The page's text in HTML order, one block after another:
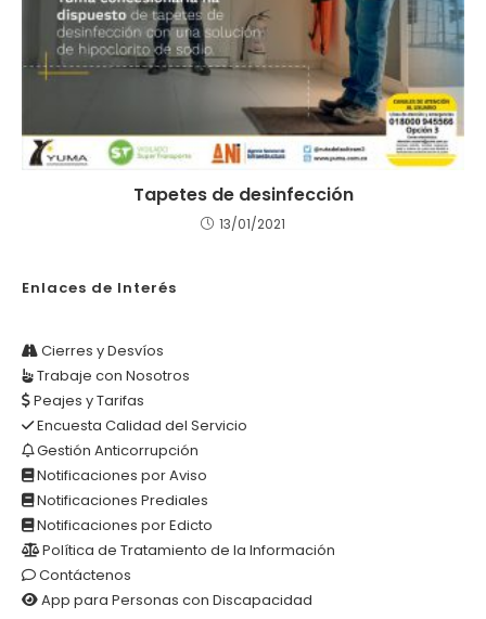
Tapetes de desinfección
13/01/2021
Enlaces de Interés
Cierres y Desvíos
Trabaje con Nosotros
Peajes y Tarifas
Encuesta Calidad del Servicio
Gestión Anticorrupción
Notificaciones por Aviso
Notificaciones Prediales
Notificaciones por Edicto
Política de Tratamiento de la Información
Contáctenos
App para Personas con Discapacidad